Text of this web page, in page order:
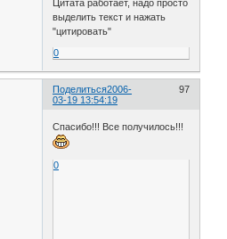
Цитата работает, надо просто
выделить текст и нажать
"цитировать"
0
Поделиться 97
2006-
03-19 13:54:19
Спасибо!!! Все получилось!!!
0